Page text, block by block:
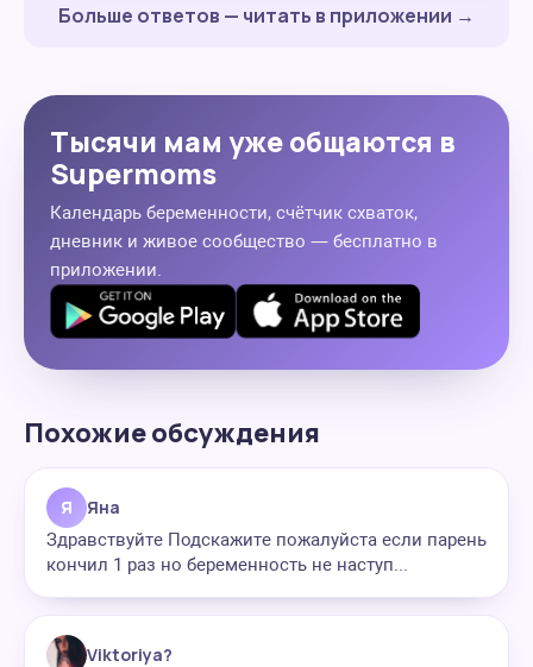
Больше ответов — читать в приложении →
Тысячи мам уже общаются в
Supermoms
Календарь беременности, счётчик схваток,
дневник и живое сообщество — бесплатно в
приложении.
Похожие обсуждения
Я Яна
Здравствуйте Подскажите пожалуйста если парень
кончил 1 раз но беременность не наступ...
Viktoriya?